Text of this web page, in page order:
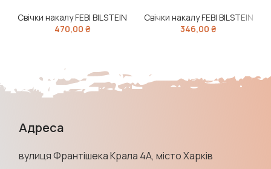
Свічки накалу FEBI BILSTEIN
470,00 ₴
Свічки накалу FEBI BILSTEIN
346,00₴
Адреса
вулиця Франтішека Крала 4А, місто Харків